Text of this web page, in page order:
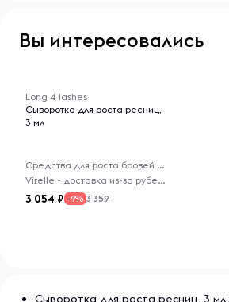
Вы интересовались
Long 4 lashes
Сыворотка для роста ресниц,
3 мл
Средства для роста бровей и ресниц
Virelle - доставка из-за рубежа
3 054 -9% 3 359
Сыворотка для роста ресниц, 3